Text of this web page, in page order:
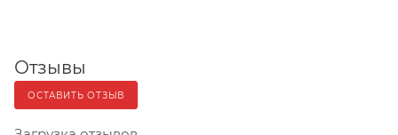
Отзывы
ОСТАВИТЬ ОТЗЫВ